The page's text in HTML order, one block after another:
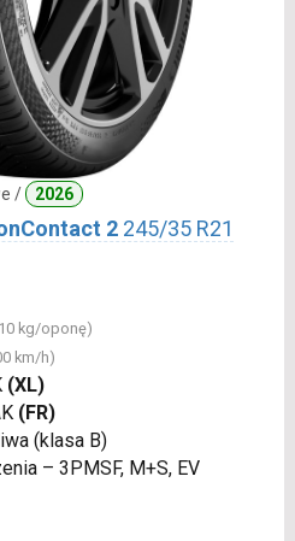
/ 2026
2 245/35 R21
kg/oponę)
km/h)
(XL)
(FR)
(klasa B)
– 3PMSF, M+S, EV